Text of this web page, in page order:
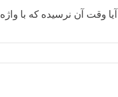
آیا وقت آن نرسیده که با